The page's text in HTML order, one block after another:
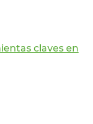
claves en